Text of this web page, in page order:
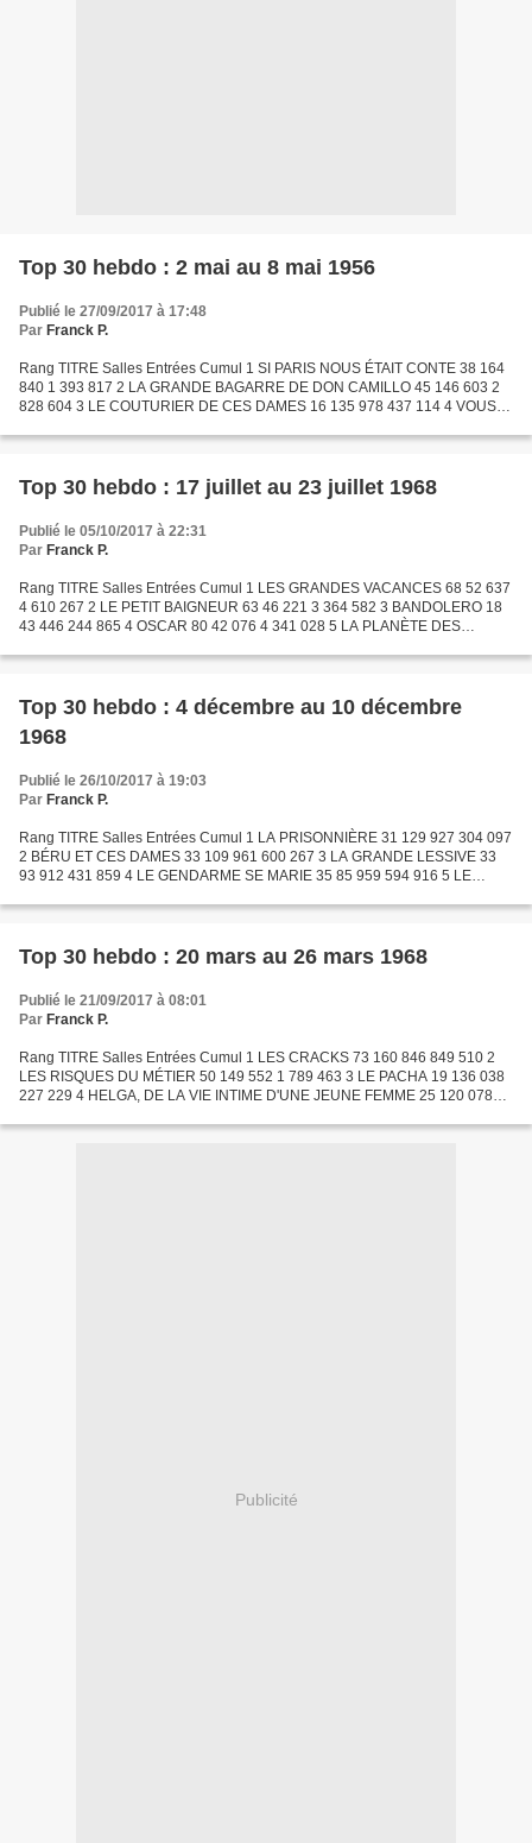
Top 30 hebdo : 2 mai au 8 mai 1956
Publié le 27/09/2017 à 17:48
Par Franck P.
Rang TITRE Salles Entrées Cumul 1 SI PARIS NOUS ÉTAIT CONTE 38 164
840 1 393 817 2 LA GRANDE BAGARRE DE DON CAMILLO 45 146 603 2
828 604 3 LE COUTURIER DE CES DAMES 16 135 978 437 114 4 VOUS
Top 30 hebdo : 17 juillet au 23 juillet 1968
Publié le 05/10/2017 à 22:31
Par Franck P.
Rang TITRE Salles Entrées Cumul 1 LES GRANDES VACANCES 68 52 637
4 610 267 2 LE PETIT BAIGNEUR 63 46 221 3 364 582 3 BANDOLERO 18
43 446 244 865 4 OSCAR 80 42 076 4 341 028 5 LA PLANÈTE DES
Top 30 hebdo : 4 décembre au 10 décembre
1968
Publié le 26/10/2017 à 19:03
Par Franck P.
Rang TITRE Salles Entrées Cumul 1 LA PRISONNIÈRE 31 129 927 304 097
2 BÉRU ET CES DAMES 33 109 961 600 267 3 LA GRANDE LESSIVE 33
93 912 431 859 4 LE GENDARME SE MARIE 35 85 959 594 916 5 LE
Top 30 hebdo : 20 mars au 26 mars 1968
Publié le 21/09/2017 à 08:01
Par Franck P.
Rang TITRE Salles Entrées Cumul 1 LES CRACKS 73 160 846 849 510 2
LES RISQUES DU MÉTIER 50 149 552 1 789 463 3 LE PACHA 19 136 038
227 229 4 HELGA, DE LA VIE INTIME D'UNE JEUNE FEMME 25 120 078
BENJAMIN...
Publicité